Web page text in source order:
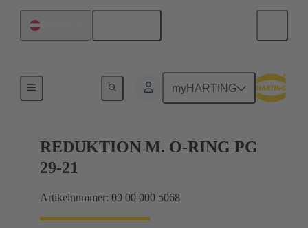
myHARTING
Kabelverschraubungen
REDUKTION M. O-RING PG
29-21
Artikelnummer: 09 00 000 5068